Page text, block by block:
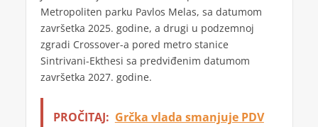
Metropoliten parku Pavlos Melas, sa datumom
završetka 2025. godine, a drugi u podzemnoj
zgradi Crossover-a pored metro stanice
Sintrivani-Ekthesi sa predviđenim datumom
završetka 2027. godine.
PROČITAJ: Grčka vlada smanjuje PDV